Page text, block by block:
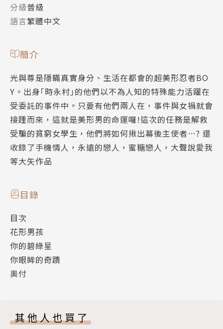
分級普級
語言繁體中文
簡介
光與尊是隱瞞真實身分、生活在都會的超美形忍者BO
Y。出身｢時永村｣的他們以不為人知的特殊能力活躍在
受委託的事件中。只要有他們兩人在，事件與女禍就會
接踵而來，這就是美形男的命運囉!這次的任務是解救
受騙的貧窮女學生，他們將如何揪出幕後主使者…? 還
收錄了手機情人，永遠的戀人，蜜糖戀人，大聲說愛我
等大矢作品
目錄
目次
花形男孩
你的碧綠星
你眼眸的奇蹟
奥付
其他人也買了